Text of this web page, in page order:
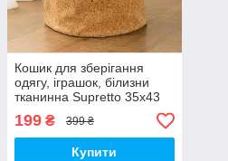
Кошик для зберігання
одягу, іграшок, білизни
тканинна Supretto 35х43
199 ₴ 399 ₴
Купити